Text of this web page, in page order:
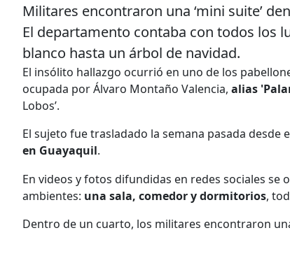
Militares encontraron una ‘mini suite’
El departamento contaba con todos los
blanco hasta un árbol de navidad.
El insólito hallazgo ocurrió en uno de los
ocupada por Álvaro Montaño Valencia, alias
Lobos’.
El sujeto fue trasladado la semana pasada desde
en Guayaquil.
En videos y fotos difundidas en redes sociales se
ambientes: una sala, comedor y dormitorios,
Dentro de un cuarto, los militares encontraron